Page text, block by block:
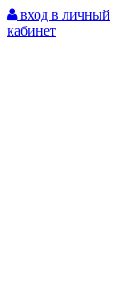
вход в личный
кабинет